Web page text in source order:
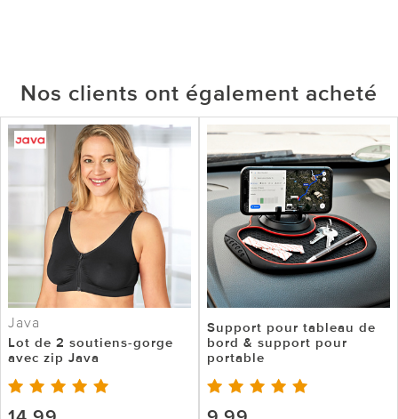
Nos clients ont également acheté
Java
Lot de 2 soutiens-gorge
avec zip Java
Support pour tableau de
bord & support pour
portable